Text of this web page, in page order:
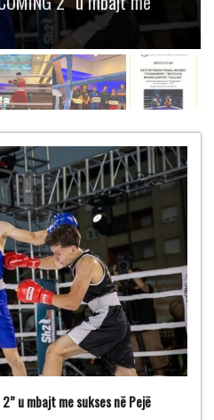
u mbajt me sukses në Pejë